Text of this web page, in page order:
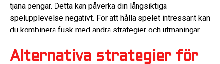
tjäna pengar. Detta kan påverka din långsiktiga
spelupplevelse negativt. För att hålla spelet intressant kan
du kombinera fusk med andra strategier och utmaningar.
Alternativa strategier för